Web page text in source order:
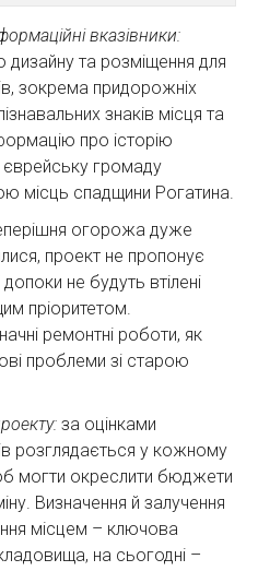
вказівники:
та розміщення для
зокрема придорожніх
знаків місця та
про історію
єврейську громаду
місць спадщини Рогатина.
огорожа дуже
проект не пропонує
не будуть втілені
пріоритетом.
ремонтні роботи, як
проблеми зі старою
за оцінками
розглядається у кожному
могти окреслити бюджети
Визначення й залучення
місцем – ключова
на сьогодні –